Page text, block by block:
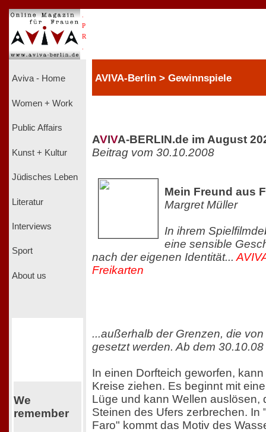
P
R
Aviva - Home
Women + Work
Public Affairs
Kunst + Kultur
Jüdisches Leben
Literatur
Interviews
Sport
About us
We
remember
AVIVA-Berlin > Gewinnspiele
AVIVA-BERLIN.de im August
Beitrag vom 30.10.2008
Mein Freund aus
Margret Müller
In ihrem
eine sensible
nach der eigenen Identität...
Freikarten
...außerhalb der Grenzen, die
gesetzt werden. Ab dem
In einen Dorfteich geworfen,
Kreise ziehen. Es beginnt mit
Lüge und kann Wellen auslösen,
Steinen des Ufers zerbrechen. In
Faro" kommt das Motiv des